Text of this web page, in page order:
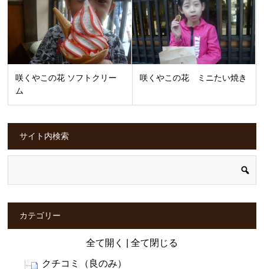
咲くやこの花 ソフトクリー
ム
咲くやこの花 ミニたい焼き
サイト内検索
カテゴリー
全て開く 全て閉じる
クチコミ（良のみ）